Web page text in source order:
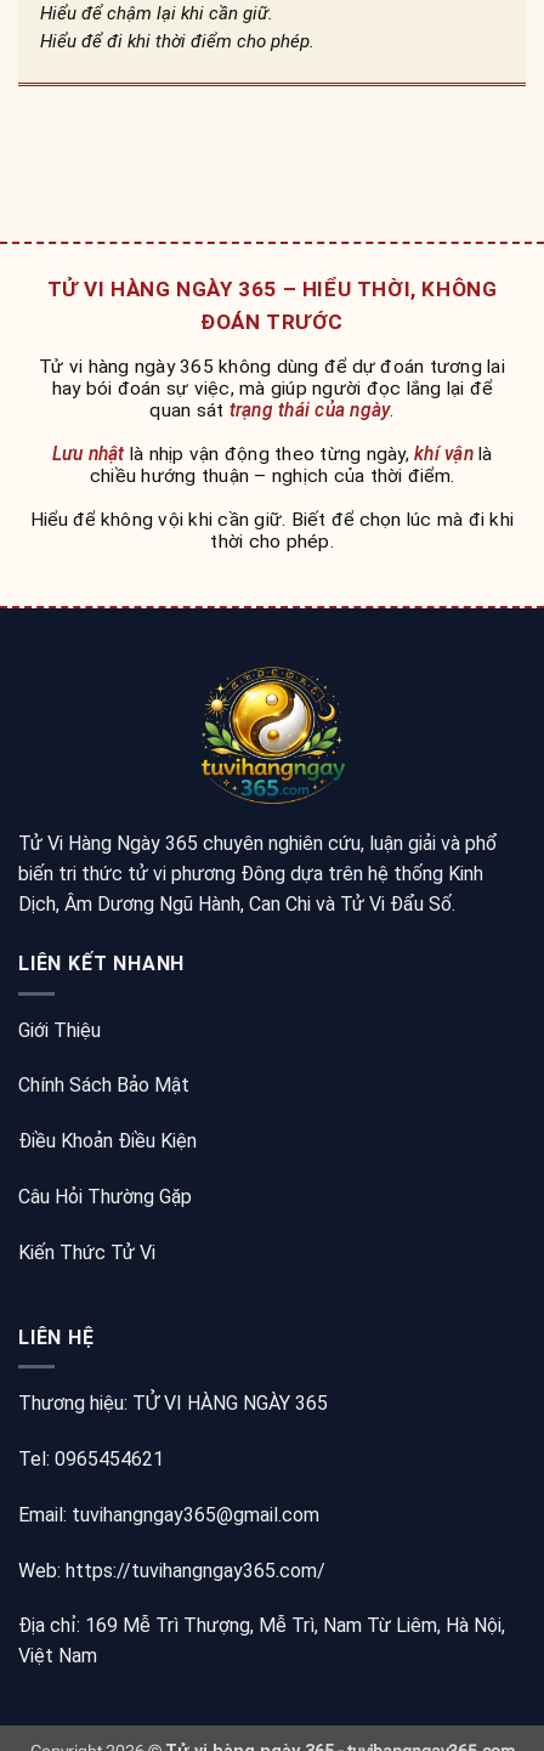
Hiểu để chậm lại khi cần giữ.
Hiểu để đi khi thời điểm cho phép.
TỬ VI HÀNG NGÀY 365 – HIỂU THỜI, KHÔNG
ĐOÁN TRƯỚC
Tử vi hàng ngày 365 không dùng để dự đoán tương lai
hay bói đoán sự việc, mà giúp người đọc lắng lại để
quan sát trạng thái của ngày.
Lưu nhậtlà nhịp vận động theo từng ngày, khí vậnlà
chiều hướng thuận – nghịch của thời điểm.
Hiểu để không vội khi cần giữ. Biết để chọn lúc mà đi khi
thời cho phép.
Tử Vi Hàng Ngày 365 chuyên nghiên cứu, luận giải và phổ
biến tri thức tử vi phương Đông dựa trên hệ thống Kinh
Dịch, Âm Dương Ngũ Hành, Can Chi và Tử Vi Đẩu Số.
LIÊN KẾT NHANH
Giới Thiệu
Chính Sách Bảo Mật
Điều Khoản Điều Kiện
Câu Hỏi Thường Gặp
Kiến Thức Tử Vi
LIÊN HỆ
Thương hiệu: TỬ VI HÀNG NGÀY 365
Tel: 0965454621
Email: tuvihangngay365@gmail.com
Web: https://tuvihangngay365.com/
Địa chỉ: 169 Mễ Trì Thượng, Mễ Trì, Nam Từ Liêm, Hà Nội,
Việt Nam